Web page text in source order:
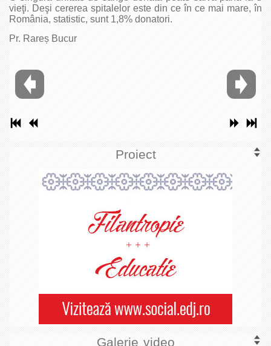
vieţi. Deşi cererea spitalelor este din ce în ce mai mare, în
România, statistic, sunt 1,8% donatori.
Pr. Rareș Bucur
Proiect
Galerie video